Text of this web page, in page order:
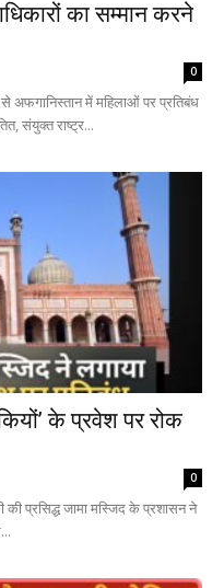
का सम्मान करने
0
से अफगानिस्तान में महिलाओं पर प्रतिबंध
संयुक्त राष्ट्र...
के प्रवेश पर रोक
0
की प्रसिद्ध जामा मस्जिद के प्रशासन ने